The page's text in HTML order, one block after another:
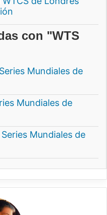
con "WTS
Mundiales de
Mundiales de
Mundiales de